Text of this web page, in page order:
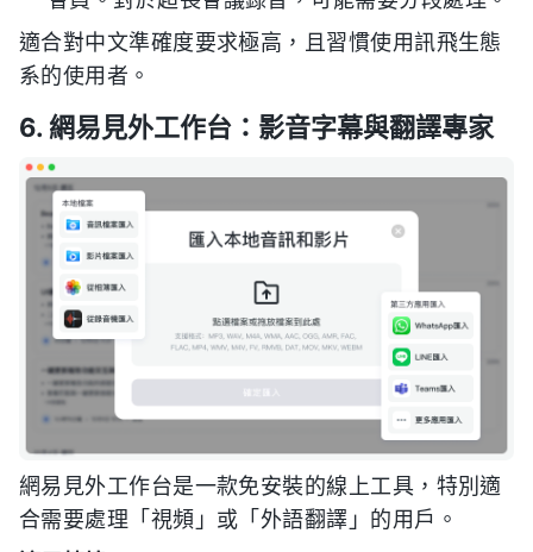
適合對中文準確度要求極高，且習慣使用訊飛生態
系的使用者。
6. 網易見外工作台：影音字幕與翻譯專家
網易見外工作台是一款免安裝的線上工具，特別適
合需要處理「視頻」或「外語翻譯」的用戶。